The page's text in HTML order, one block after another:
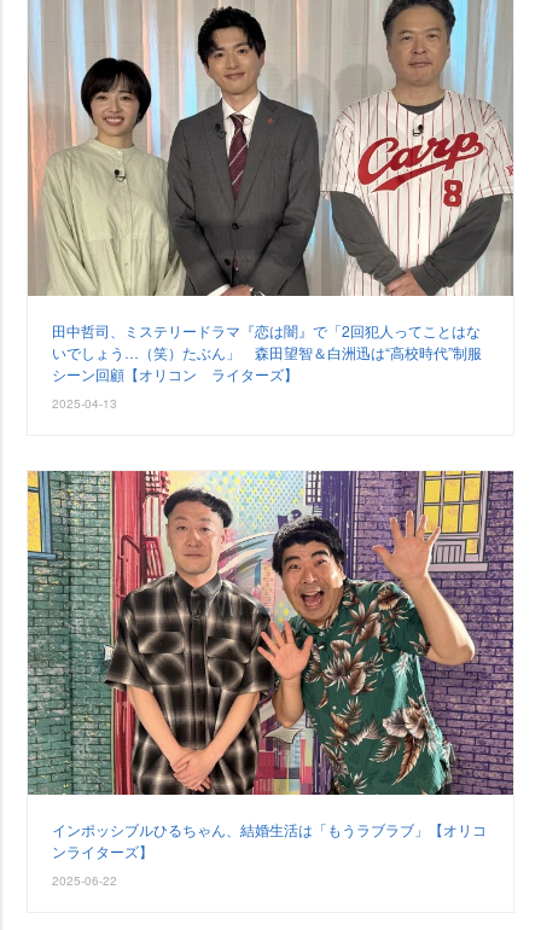
田中哲司、ミステリードラマ『恋は闇』で「2回犯人ってことはな
いでしょう…（笑）たぶん」 森田望智＆白洲迅は“高校時代”制服
シーン回顧【オリコン ライターズ】
2025-04-13
インポッシブルひるちゃん、結婚生活は「もうラブラブ」【オリコ
ンライターズ】
2025-06-22